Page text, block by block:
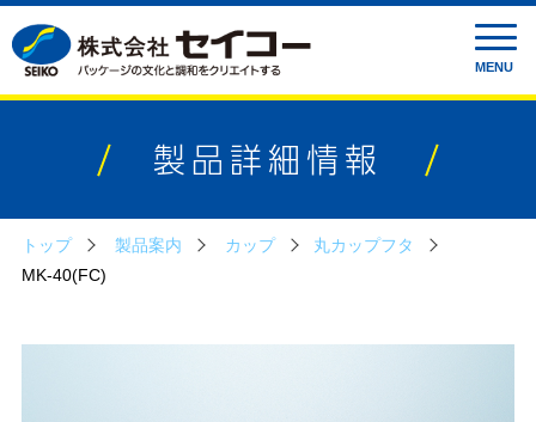
MENU
製品詳細情報
トップ 製品案内 カップ
丸カップフタ
MK-40(FC)